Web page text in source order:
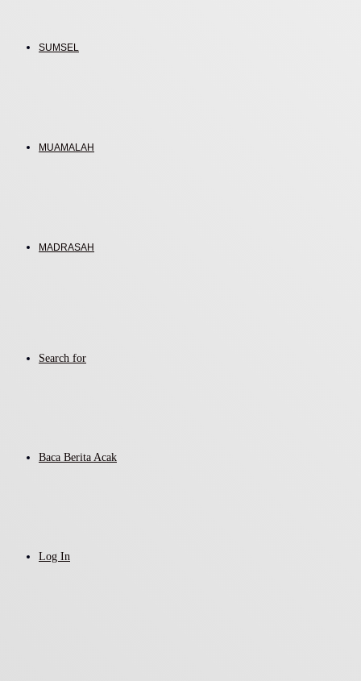
SUMSEL
MUAMALAH
MADRASAH
Search for
Baca Berita Acak
Log In